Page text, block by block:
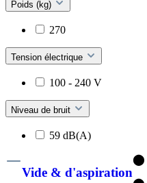
Poids (kg)
270
Tension électrique
100 - 240 V
Niveau de bruit
59 dB(A)
Vide & d'aspiration
⬤